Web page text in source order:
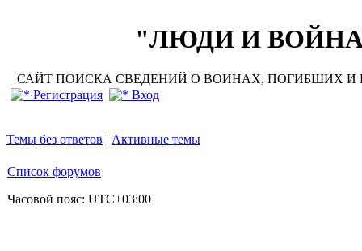
"ЛЮДИ И ВОЙНА"
САЙТ ПОИСКА СВЕДЕНИЙ О ВОИНАХ, ПОГИБШИХ И
Регистрация
Вход
Темы без ответов | Активные темы
Список форумов
Часовой пояс: UTC+03:00